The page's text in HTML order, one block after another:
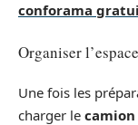
conforama
Organiser
Une fois les
charger le